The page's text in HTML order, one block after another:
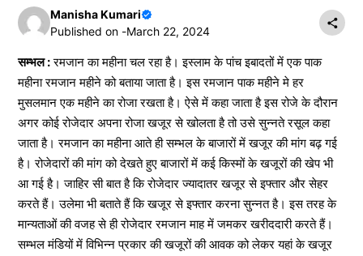
Manisha Kumari
Published on -March 22, 2024
सम्भल :रमजान का महीना चल रहा है। इस्लाम के पांच इबादतों में एक पाक
महीना रमजान महीने को बताया जाता है। इस रमजान पाक महीने मे हर
मुसलमान एक महीने का रोजा रखता है। ऐसे में कहा जाता है इस रोजे के दौरान
अगर कोई रोजेदार अपना रोजा खजूर से खोलता है तो उसे सुन्नते रसूल कहा
जाता है। रमजान का महीना आते ही सम्भल के बाजारों में खजूर की मांग बढ़ गई
है। रोजेदारों की मांग को देखते हुए बाजारों में कई किस्मों के खजूरों की खेप भी
आ गई है। जाहिर सी बात है कि रोजेदार ज्यादातर खजूर से इफ्तार और सेहर
करते हैं। उलेमा भी बताते हैं कि खजूर से इफ्तार करना सुन्नत है। इस तरह के
मान्यताओं की वजह से ही रोजेदार रमजान माह में जमकर खरीददारी करते हैं।
सम्भल मंडियों में विभिन्न प्रकार की खजूरों की आवक को लेकर यहां के खजूर